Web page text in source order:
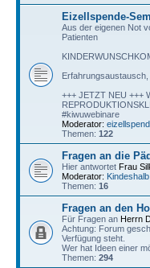
Eizellspende-
Aus der eigenen Not
Patienten
+++ JETZT NEU +++
#kiwuwebinare
Moderator:
Themen: 122
Fragen an die
Hier antwortet Frau
Moderator: Kindeshalb
Themen: 16
Fragen an den
Für Fragen an Herrn
Achtung: Forum
Verfügung steht.
Wer hat Ideen einer
Themen: 294